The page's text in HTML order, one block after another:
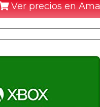
Ver precios en